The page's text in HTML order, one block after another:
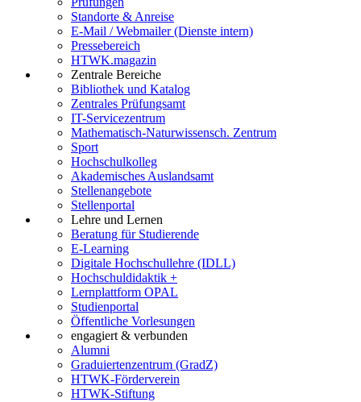
Standorte & Anreise
E-Mail / Webmailer (Dienste intern)
Pressebereich
HTWK.magazin
Zentrale Bereiche
Bibliothek und Katalog
Zentrales Prüfungsamt
IT-Servicezentrum
Mathematisch-Naturwissensch. Zentrum
Sport
Hochschulkolleg
Akademisches Auslandsamt
Stellenangebote
Stellenportal
Lehre und Lernen
Beratung für Studierende
E-Learning
Digitale Hochschullehre (IDLL)
Hochschuldidaktik +
Lernplattform OPAL
Studienportal
Öffentliche Vorlesungen
engagiert & verbunden
Alumni
Graduiertenzentrum (GradZ)
HTWK-Förderverein
HTWK-Stiftung